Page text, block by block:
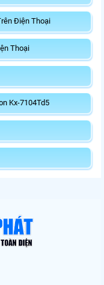
Điện Thoại
Thoại
Kx-7104Td5